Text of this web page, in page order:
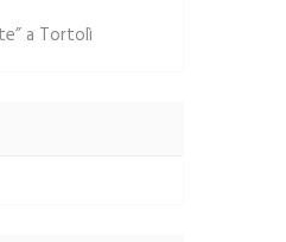
a Tortolì